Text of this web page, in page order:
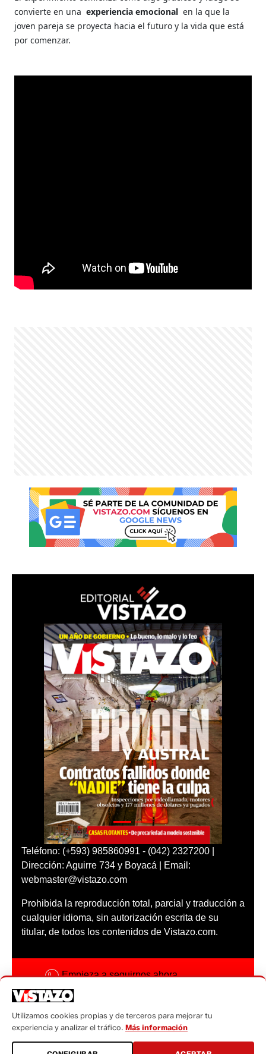
convierte en una experiencia emocional en la que la
joven pareja se proyecta hacia el futuro y la vida que está
por comenzar.
Teléfono: (+593) 985860991 - (042) 2327200 |
Dirección: Aguirre 734 y Boyacá | Email:
webmaster@vistazo.com
Prohibida la reproducción total, parcial y traducción a
cualquier idioma, sin autorización escrita de su
titular, de todos los contenidos de Vistazo.com.
Empieza a seguirnos ahora
Código ética
Sugerencias a:
Utilizamos cookies propias y de terceros para mejorar tu
experiencia y analizar el tráfico. Más información